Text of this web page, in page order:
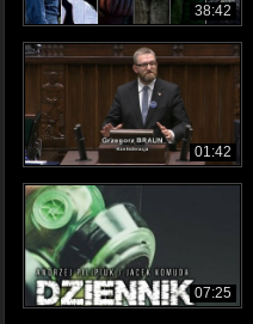
38:42
01:42
07:25